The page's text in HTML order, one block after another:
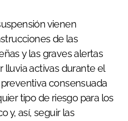
vienen
de las
y las graves alertas
lluvia activas durante el
consensuada
tipo de riesgo para los
y, así, seguir las